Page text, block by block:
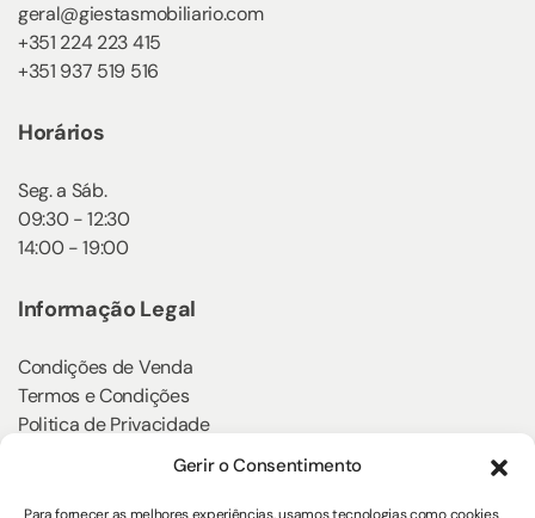
Gerir o Consentimento
geral@giestasmobiliario.com
+351 224 223 415
+351 937 519 516
Horários
Seg. a Sáb.
09:30 - 12:30
14:00 - 19:00
Informação Legal
Condições de Venda
Termos e Condições
Politica de Privacidade